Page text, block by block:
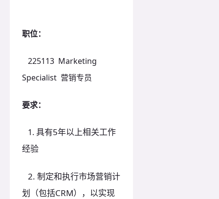
职位：
225113 Marketing
Specialist 营销专员
要求：
1. 具有5年以上相关工作
经验
2. 制定和执行市场营销计
划（包括CRM），以实现